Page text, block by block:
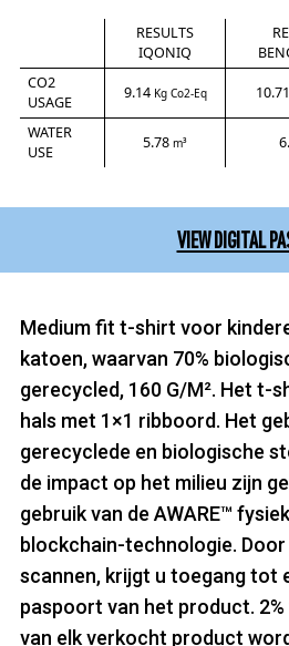
RESULTS
IQONIQ
CO2
USAGE
9.14 Kg Co2-Eq 10.71
WATER
USE
5.78 m³
VIEW DIGITAL
Medium fit t-shirt voor
katoen, waarvan 70%
gerecycled, 160 G/M². Het t-
hals met 1×1 ribboord. Het
gerecyclede en biologische
de impact op het milieu zijn
gebruik van de AWARE™
blockchain-technologie.
scannen, krijgt u toegang tot
paspoort van het product.
van elk verkocht product